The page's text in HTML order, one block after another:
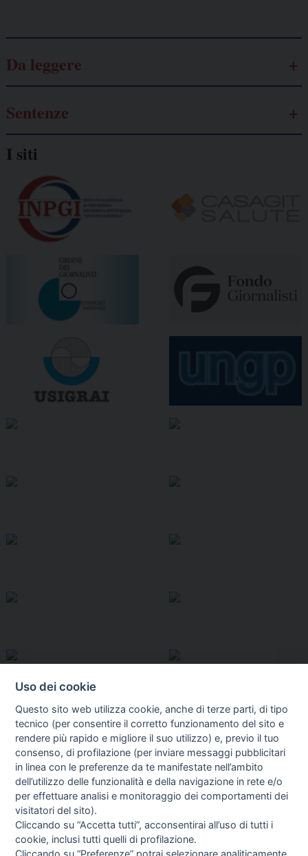
Da leggere
Sentenze
I siti
I libri Vedi tutti
Uso dei cookie
Questo sito web utilizza cookie, anche di terze parti, di tipo
tecnico (per consentire il corretto funzionamento del sito e
rendere più rapido e migliore il suo utilizzo) e, previo il tuo
consenso, di profilazione (per inviare messaggi pubblicitari
in linea con le preferenze da te manifestate nell’ambito
dell’utilizzo delle funzionalità e della navigazione in rete e/o
per effettuare analisi e monitoraggio dei comportamenti dei
visitatori del sito).
Cliccando su “Accetta tutti”, acconsentirai all’uso di tutti i
cookie, inclusi tutti quelli di profilazione.
Cliccando su “Preferenze” potrai selezionare analiticamente